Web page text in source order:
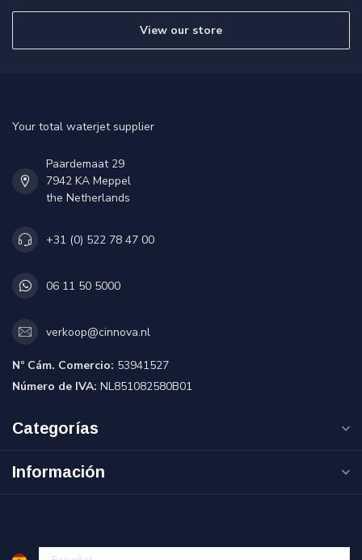
View our store
Your total waterjet supplier
Paardemaat 29
7942 KA Meppel
the Netherlands
+31 (0) 522 78 47 00
06 11 50 5000
verkoop@cinnova.nl
Nº Cám. Comercio: 53941527
Número de IVA: NL851082580B01
Categorías
Información